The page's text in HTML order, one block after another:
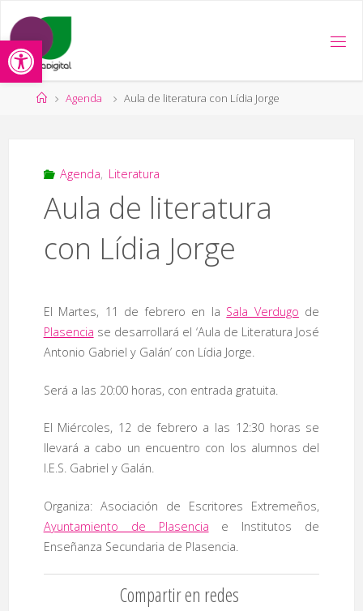
Abrir barra de herramientas
contenido
PáginaAgenda Aula de literatura con Lídia Jorge
Agenda, Literatura
Aula de literatura
con Lídia Jorge
El Martes, 11 de febrero en la Sala Verdugo de
Plasencia se desarrollará el ‘Aula de Literatura José
Antonio Gabriel y Galán’ con Lídia Jorge.
Será a las 20:00 horas, con entrada gratuita.
El Miércoles, 12 de febrero a las 12:30 horas se
llevará a cabo un encuentro con los alumnos del
I.E.S. Gabriel y Galán.
Organiza: Asociación de Escritores Extremeños,
Ayuntamiento de Plasencia e Institutos de
Enseñanza Secundaria de Plasencia.
Compartir en redes